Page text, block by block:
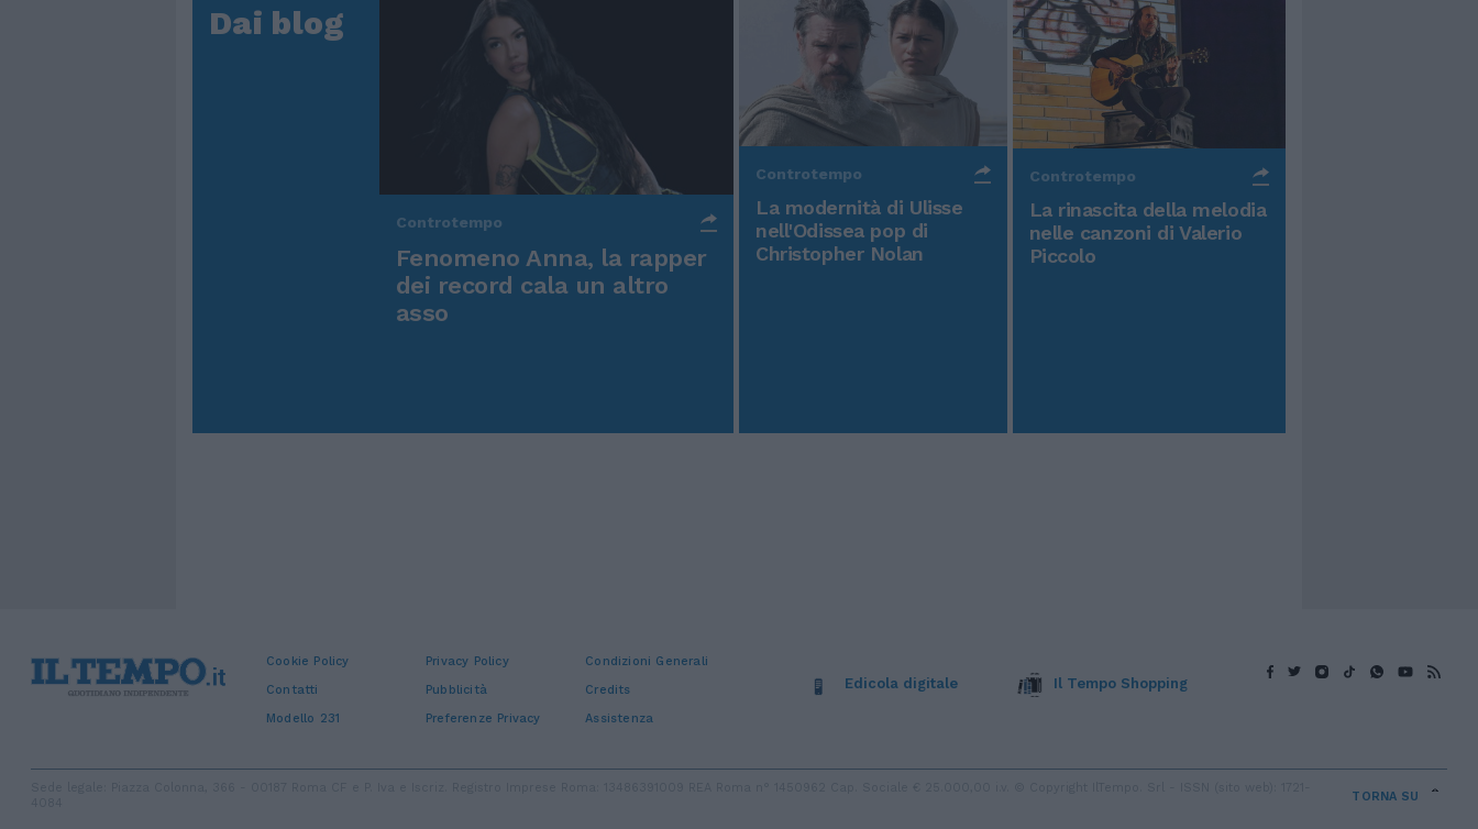
Dai blog
Controtempo
Fenomeno Anna, la rapper
dei record cala un altro
asso
Controtempo
La modernità di Ulisse
nell'Odissea pop di
Christopher Nolan
Controtempo
La rinascita della melodia
nelle canzoni di Valerio
Piccolo
Cookie Policy Privacy Policy
Condizioni Generali
Contatti
Pubblicità
Credits
Modello 231
Preferenze Privacy Assistenza
Edicola digitale Il Tempo Shopping
TORNA SU